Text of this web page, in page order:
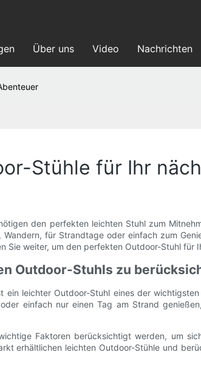
Über uns Video Nachrichten
Stühle für Ihr
den perfekten leichten Stuhl zum
für Strandtage oder einfach zum
Sie weiter, um den perfekten Outdoor-Stuhl für
Outdoor-Stuhls zu
leichter Outdoor-Stuhl eines der
einfach nur einen Tag am Strand
Faktoren berücksichtigt werden, um
erhältlichen leichten Outdoor-Stühle und